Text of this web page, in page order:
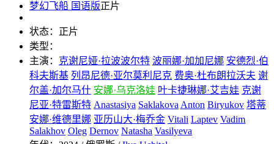
梦幻飞船 国语版正片
状态： 正片
类型：
主演： 克谢尼娅·拉波波尔特 波丽娜·加加尼娜 安德烈·伯
科夫斯基 列昂尼德·亚尔莫利尼克 费奥·杜布朗拉沃夫 谢
尔盖·加尔马什 安娜·乌克洛娃 叶卡捷琳娜·艾吉娃 克谢
尼亚·特雷斯特 Anastasiya SaklakovaAnton Biryukov 塔蒂
安娜·维德里娜 亚历山大·梅乔金 Vitali Laptev Vadim
Salakhov Oleg Dernov Natasha Vasilyeva